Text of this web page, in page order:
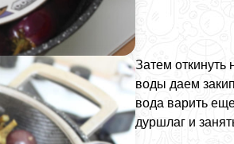
Затем откинуть
воды даем
вода варить
дуршлаг и